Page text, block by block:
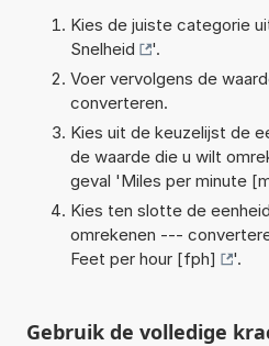
Kies de juiste categorie
Snelheid
'.
Voer vervolgens de
converteren.
Kies uit de keuzelijst de
de waarde die u wilt
geval 'Miles per minute
Kies ten slotte de
omrekenen ---
Feet per hour [fph]
'.
Gebruik de volledige